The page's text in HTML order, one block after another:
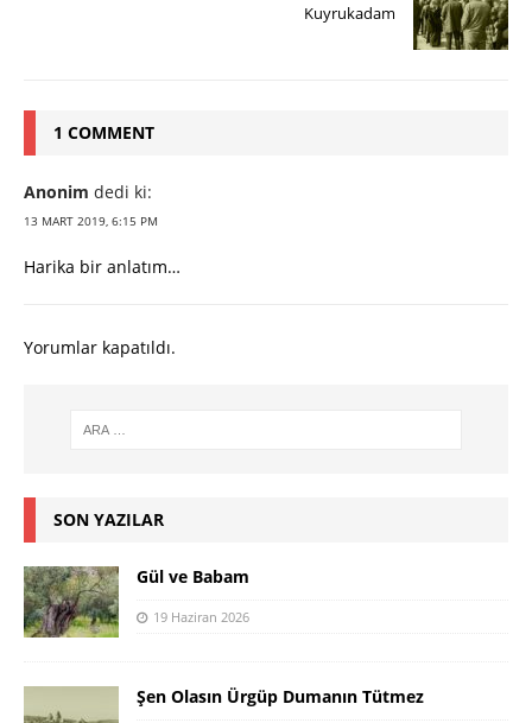
Kuyrukadam
1 COMMENT
Anonim dedi ki:
13 MART 2019, 6:15 PM
Harika bir anlatım…
Yorumlar kapatıldı.
SON YAZILAR
Gül ve Babam
19 Haziran 2026
Şen Olasın Ürgüp Dumanın Tütmez